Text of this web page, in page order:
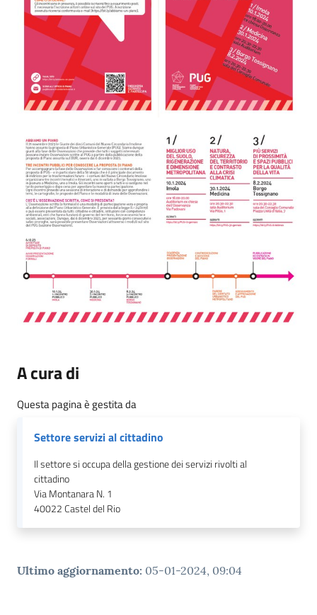
A cura di
Questa pagina è gestita da
Settore servizi al cittadino
Il settore si occupa della gestione dei servizi rivolti al
cittadino
Via Montanara N. 1
40022Castel del Rio
Ultimo aggiornamento: 05-01-2024, 09:04